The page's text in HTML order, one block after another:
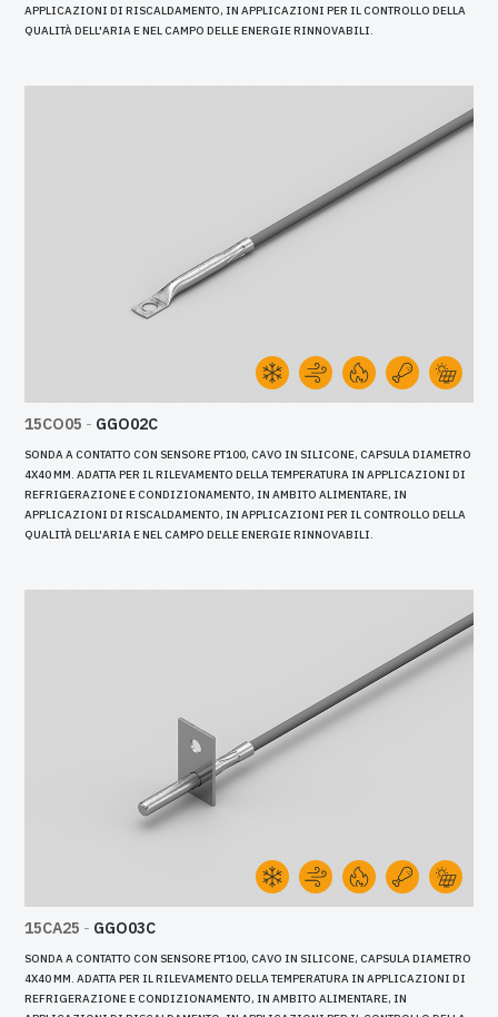
APPLICAZIONI DI RISCALDAMENTO, IN APPLICAZIONI PER IL CONTROLLO DELLA
QUALITÀ DELL'ARIA E NEL CAMPO DELLE ENERGIE RINNOVABILI.
15CO05 - GGO02C
SONDA A CONTATTO CON SENSORE PT100, CAVO IN SILICONE, CAPSULA DIAMETRO
4X40 MM. ADATTA PER IL RILEVAMENTO DELLA TEMPERATURA IN APPLICAZIONI DI
REFRIGERAZIONE E CONDIZIONAMENTO, IN AMBITO ALIMENTARE, IN
APPLICAZIONI DI RISCALDAMENTO, IN APPLICAZIONI PER IL CONTROLLO DELLA
QUALITÀ DELL'ARIA E NEL CAMPO DELLE ENERGIE RINNOVABILI.
15CA25 - GGO03C
SONDA A CONTATTO CON SENSORE PT100, CAVO IN SILICONE, CAPSULA DIAMETRO
4X40 MM. ADATTA PER IL RILEVAMENTO DELLA TEMPERATURA IN APPLICAZIONI DI
REFRIGERAZIONE E CONDIZIONAMENTO, IN AMBITO ALIMENTARE, IN